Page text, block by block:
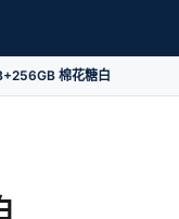
棉花糖白